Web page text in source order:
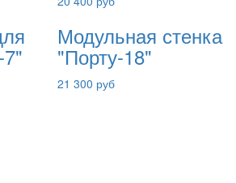
7"
Модульная стенка
"Порту-18"
21 300 руб